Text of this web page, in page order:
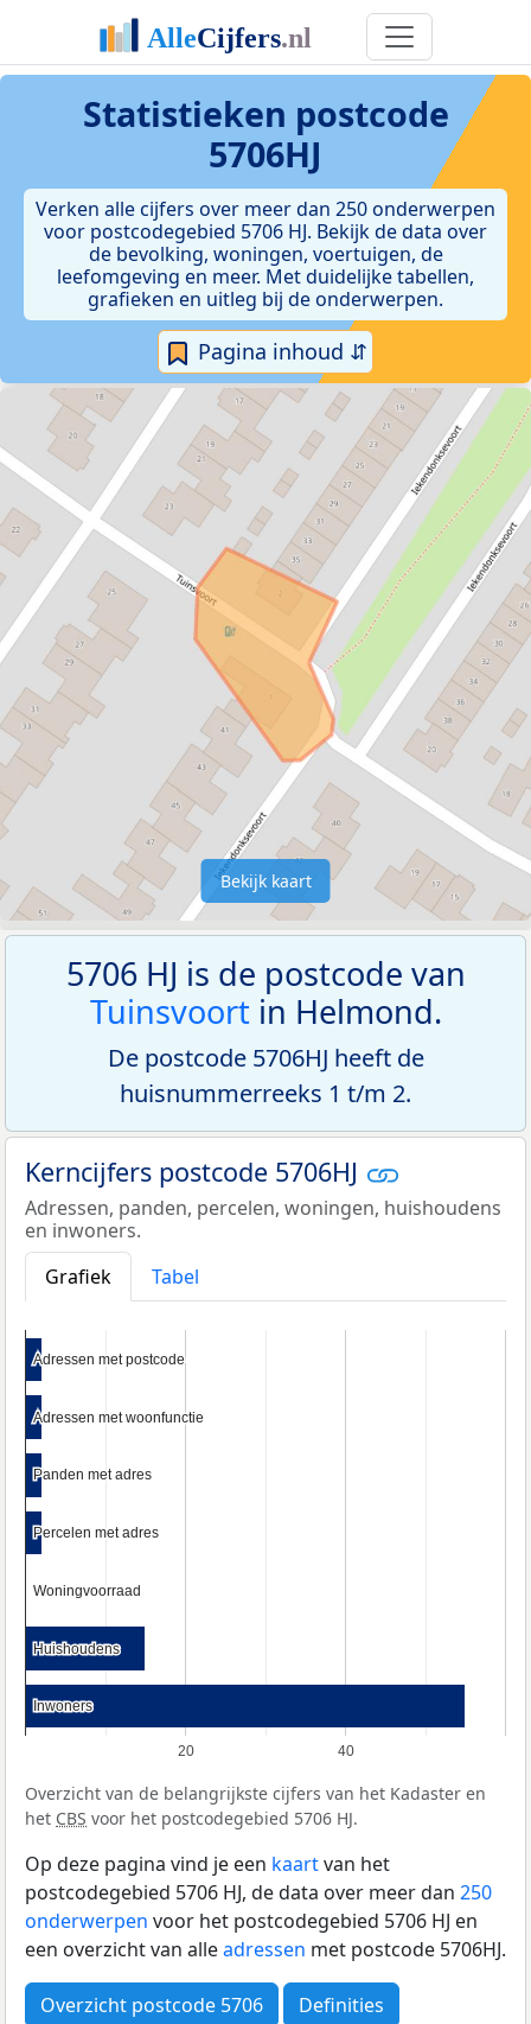
Statistieken postcode
5706HJ
Verken alle cijfers over meer dan 250 onderwerpen
voor postcodegebied 5706 HJ. Bekijk de data over
de bevolking, woningen, voertuigen, de
leefomgeving en meer. Met duidelijke tabellen,
grafieken en uitleg bij de onderwerpen.
Pagina inhoud ⇵
Bekijk kaart
5706 HJ is de postcode van
Tuinsvoortin Helmond.
De postcode 5706HJ heeft de
huisnummerreeks 1 t/m 2.
Kerncijfers postcode 5706HJ
Adressen, panden, percelen, woningen, huishoudens
en inwoners.
Grafiek
Tabel
20 40
Adressen met postcode
Adressen met postcode
Adressen met woonfunctie
Adressen met woonfunctie
Panden met adres
Panden met adres
Percelen met adres
Percelen met adres
Woningvoorraad
Woningvoorraad
Huishoudens
Huishoudens
Inwoners
Inwoners
Overzicht van de belangrijkste cijfers van het Kadaster en
het CBS voor het postcodegebied 5706 HJ.
Op deze pagina vind je een kaartvan het
postcodegebied 5706 HJ, de data over meer dan 250
onderwerpen voor het postcodegebied 5706 HJ en
een overzicht van alleadressen met postcode 5706HJ.
Overzicht postcode 5706 Definities